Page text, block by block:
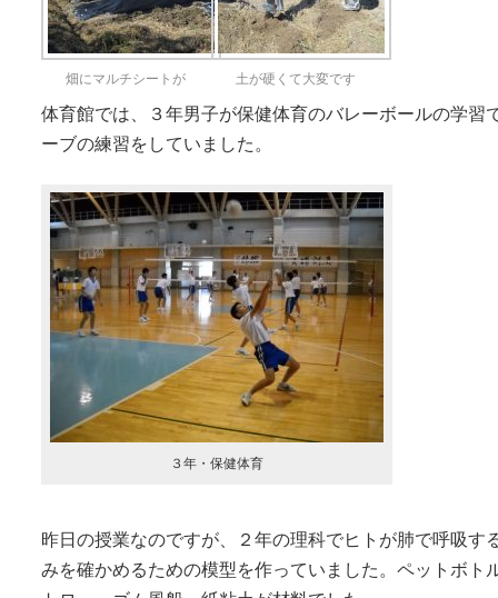
畑にマルチシートが 土が硬くて大変です
体育館では、３年男子が保健体育のバレーボールの学習
ーブの練習をしていました。
３年・保健体育
昨日の授業なのですが、２年の理科でヒトが肺で呼吸す
みを確かめるための模型を作っていました。ペットボト